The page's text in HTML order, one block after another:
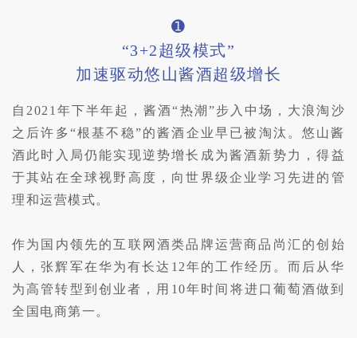
➊
“3+2超级模式”
加速驱动悠山酱酒超级增长
自2021年下半年起，酱酒“热潮”步入中场，大浪淘沙
之后许多“根基不稳”的酱酒企业早已被淘汰。悠山酱
酒此时入局仍能实现逆势增长成为酱酒新势力，得益
于其站在全球视野高度，向世界级企业学习先进的管
理和运营模式。
作为国内领先的互联网酒类品牌运营商品尚汇的创始
人，张辉军在华为有长达12年的工作经历。而后从华
为高管转型到创业者，用10年时间将进口葡萄酒做到
全国电商第一。